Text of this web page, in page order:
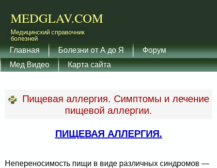
содержанию
MEDGLAV.COM
Медицинский справочник
болезней
Главное меню
Главная Болезни от А до Я
Форум
Мед Видео
Карта сайта
Пищевая аллергия. Симптомы и лечение
пищевой аллергии.
ПИЩЕВАЯ АЛЛЕРГИЯ.
Непереносимость пищи в виде различных синдромов —